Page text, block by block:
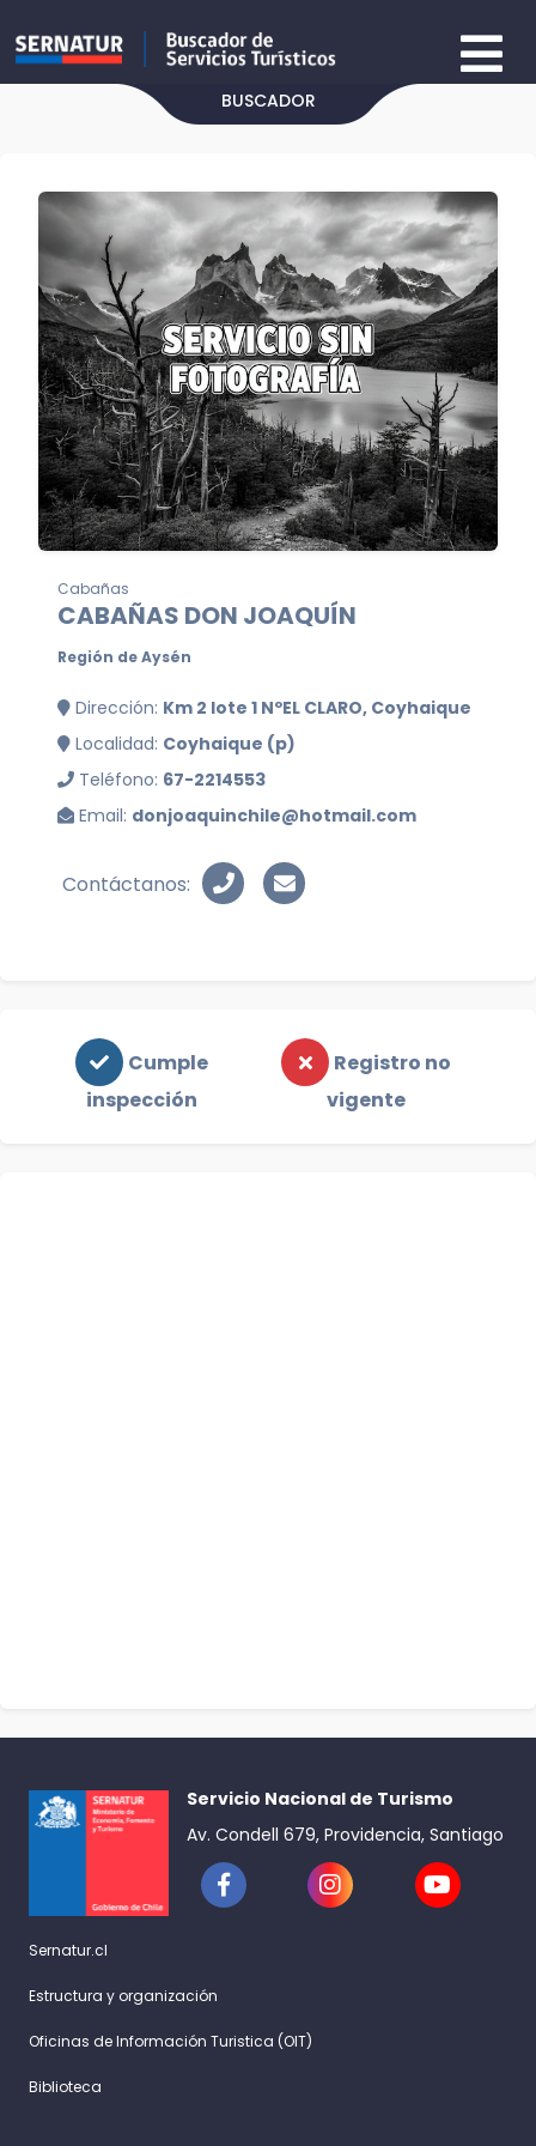
BUSCADOR
Cabañas
CABAÑAS DON JOAQUÍN
Región de Aysén
Dirección: Km 2 lote 1 NºEL CLARO, Coyhaique
Localidad: Coyhaique (p)
Teléfono: 67-2214553
Email: donjoaquinchile@hotmail.com
Contáctanos:
Cumple
inspección
Registro no
vigente
Servicio Nacional de Turismo
Av. Condell 679, Providencia, Santiago
Sernatur.cl
Estructura y organización
Oficinas de Información Turistica (OIT)
Biblioteca